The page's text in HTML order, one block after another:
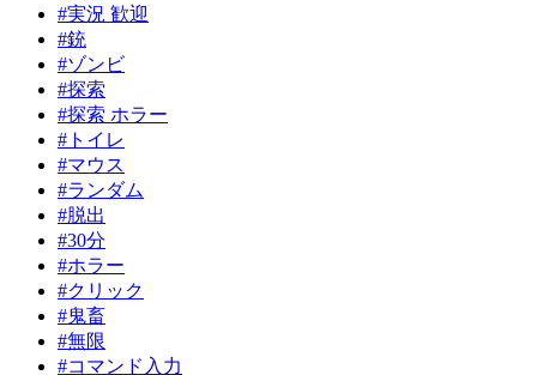
#実況 歓迎
#銃
#ゾンビ
#探索
#探索 ホラー
#トイレ
#マウス
#ランダム
#脱出
#30分
#ホラー
#クリック
#鬼畜
#無限
#コマンド入力